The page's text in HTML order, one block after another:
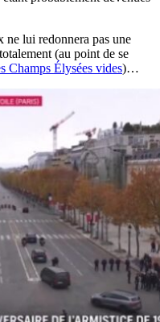
ne lui redonnera pas une
(au point de se
Champs Élysées vides)…